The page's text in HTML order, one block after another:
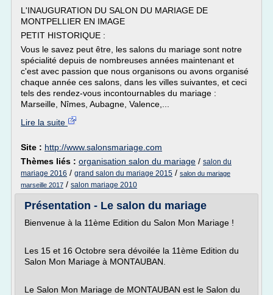
L'INAUGURATION DU SALON DU MARIAGE DE
MONTPELLIER EN IMAGE
PETIT HISTORIQUE :
Vous le savez peut être, les salons du mariage sont notre
spécialité depuis de nombreuses années maintenant et
c'est avec passion que nous organisons ou avons organisé
chaque année ces salons, dans les villes suivantes, et ceci
tels des rendez-vous incontournables du mariage :
Marseille, Nîmes, Aubagne, Valence,...
Lire la suite
Site : http://www.salonsmariage.com
Thèmes liés : organisation salon du mariage / salon du
mariage 2016 / grand salon du mariage 2015 / salon du mariage
marseille 2017 / salon mariage 2010
Présentation - Le salon du mariage
Bienvenue à la 11ème Edition du Salon Mon Mariage !
Les 15 et 16 Octobre sera dévoilée la 11ème Edition du
Salon Mon Mariage à MONTAUBAN.
Le Salon Mon Mariage de MONTAUBAN est le Salon du